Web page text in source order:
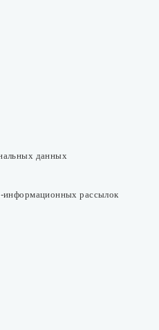
данных
информационных рассылок